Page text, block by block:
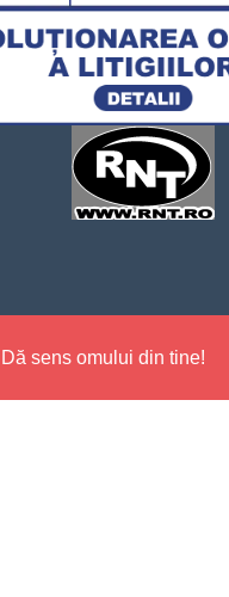
sens omului din tine!